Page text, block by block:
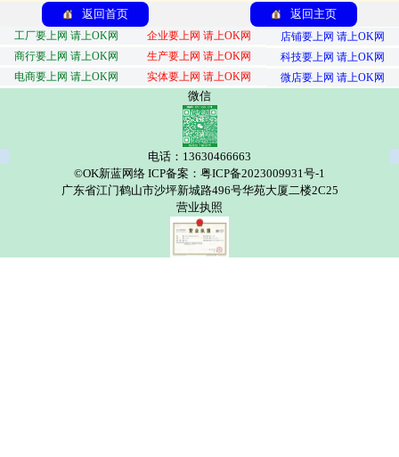
返回首页 返回主页
工厂要上网 请上OK网 企业要上网 请上OK网
店铺要上网 请上OK网
商行要上网 请上OK网
生产要上网 请上OK网
科技要上网 请上OK网
电商要上网 请上OK网
实体要上网 请上OK网 微店要上网 请上OK网
微信
电话：13630466663
©OK新蓝网络 ICP备案：粤ICP备2023009931号-1
广东省江门鹤山市沙坪新城路496号华苑大厦二楼2C25
营业执照